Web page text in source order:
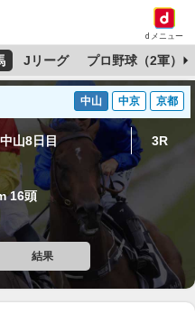
dメニュー
Jリーグ プロ野球（2軍）
中山 中京 京都
山8日目 3R
16頭
結果